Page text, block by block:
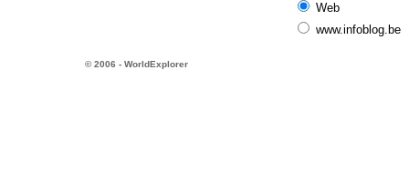
Web
www.infoblog.be
© 2006 - WorldExplorer